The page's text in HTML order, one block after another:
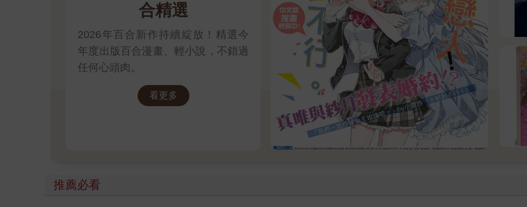
合精選
2026年百合新作持續綻放！精選今
年度出版百合漫畫、輕小說，不錯過
任何心頭肉。
看更多
推薦必看